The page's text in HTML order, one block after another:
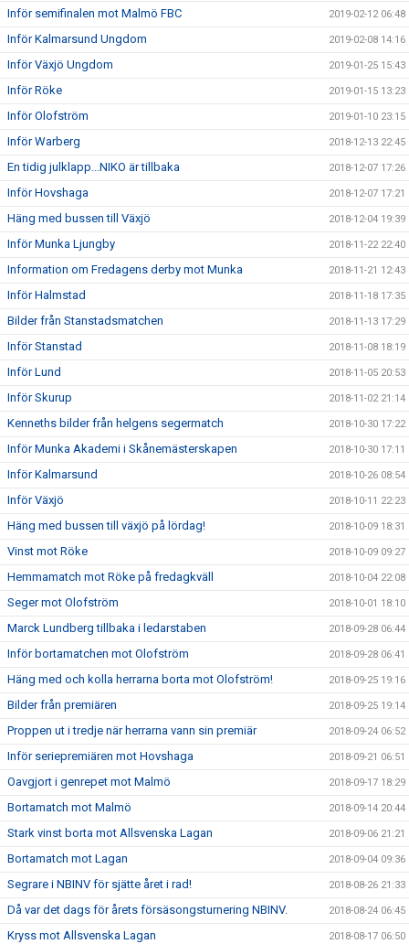
Inför semifinalen mot Malmö FBC 2019-02-12 06:48
Inför Kalmarsund Ungdom 2019-02-08 14:16
Inför Växjö Ungdom 2019-01-25 15:43
Inför Röke 2019-01-15 13:23
Inför Olofström 2019-01-10 23:15
Inför Warberg 2018-12-13 22:45
En tidig julklapp...NIKO är tillbaka 2018-12-07 17:26
Inför Hovshaga 2018-12-07 17:21
Häng med bussen till Växjö 2018-12-04 19:39
Inför Munka Ljungby 2018-11-22 22:40
Information om Fredagens derby mot Munka 2018-11-21 12:43
Inför Halmstad 2018-11-18 17:35
Bilder från Stanstadsmatchen 2018-11-13 17:29
Inför Stanstad 2018-11-08 18:19
Inför Lund 2018-11-05 20:53
Inför Skurup 2018-11-02 21:14
Kenneths bilder från helgens segermatch 2018-10-30 17:22
Inför Munka Akademi i Skånemästerskapen 2018-10-30 17:11
Inför Kalmarsund 2018-10-26 08:54
Inför Växjö 2018-10-11 22:23
Häng med bussen till växjö på lördag! 2018-10-09 18:31
Vinst mot Röke 2018-10-09 09:27
Hemmamatch mot Röke på fredagkväll 2018-10-04 22:08
Seger mot Olofström 2018-10-01 18:10
Marck Lundberg tillbaka i ledarstaben 2018-09-28 06:44
Inför bortamatchen mot Olofström 2018-09-28 06:41
Häng med och kolla herrarna borta mot Olofström! 2018-09-25 19:16
Bilder från premiären 2018-09-25 19:14
Proppen ut i tredje när herrarna vann sin premiär 2018-09-24 06:52
Inför seriepremiären mot Hovshaga 2018-09-21 06:51
Oavgjort i genrepet mot Malmö 2018-09-17 18:29
Bortamatch mot Malmö 2018-09-14 20:44
Stark vinst borta mot Allsvenska Lagan 2018-09-06 21:21
Bortamatch mot Lagan 2018-09-04 09:36
Segrare i NBINV för sjätte året i rad! 2018-08-26 21:33
Då var det dags för årets försäsongsturnering NBINV. 2018-08-24 06:45
Kryss mot Allsvenska Lagan 2018-08-17 06:50